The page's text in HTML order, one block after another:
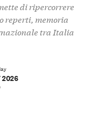
di ripercorrere
reperti, memoria
tra Italia
2026